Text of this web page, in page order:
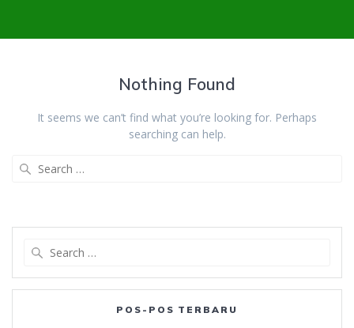
Nothing Found
It seems we can’t find what you’re looking for. Perhaps
searching can help.
POS-POS TERBARU